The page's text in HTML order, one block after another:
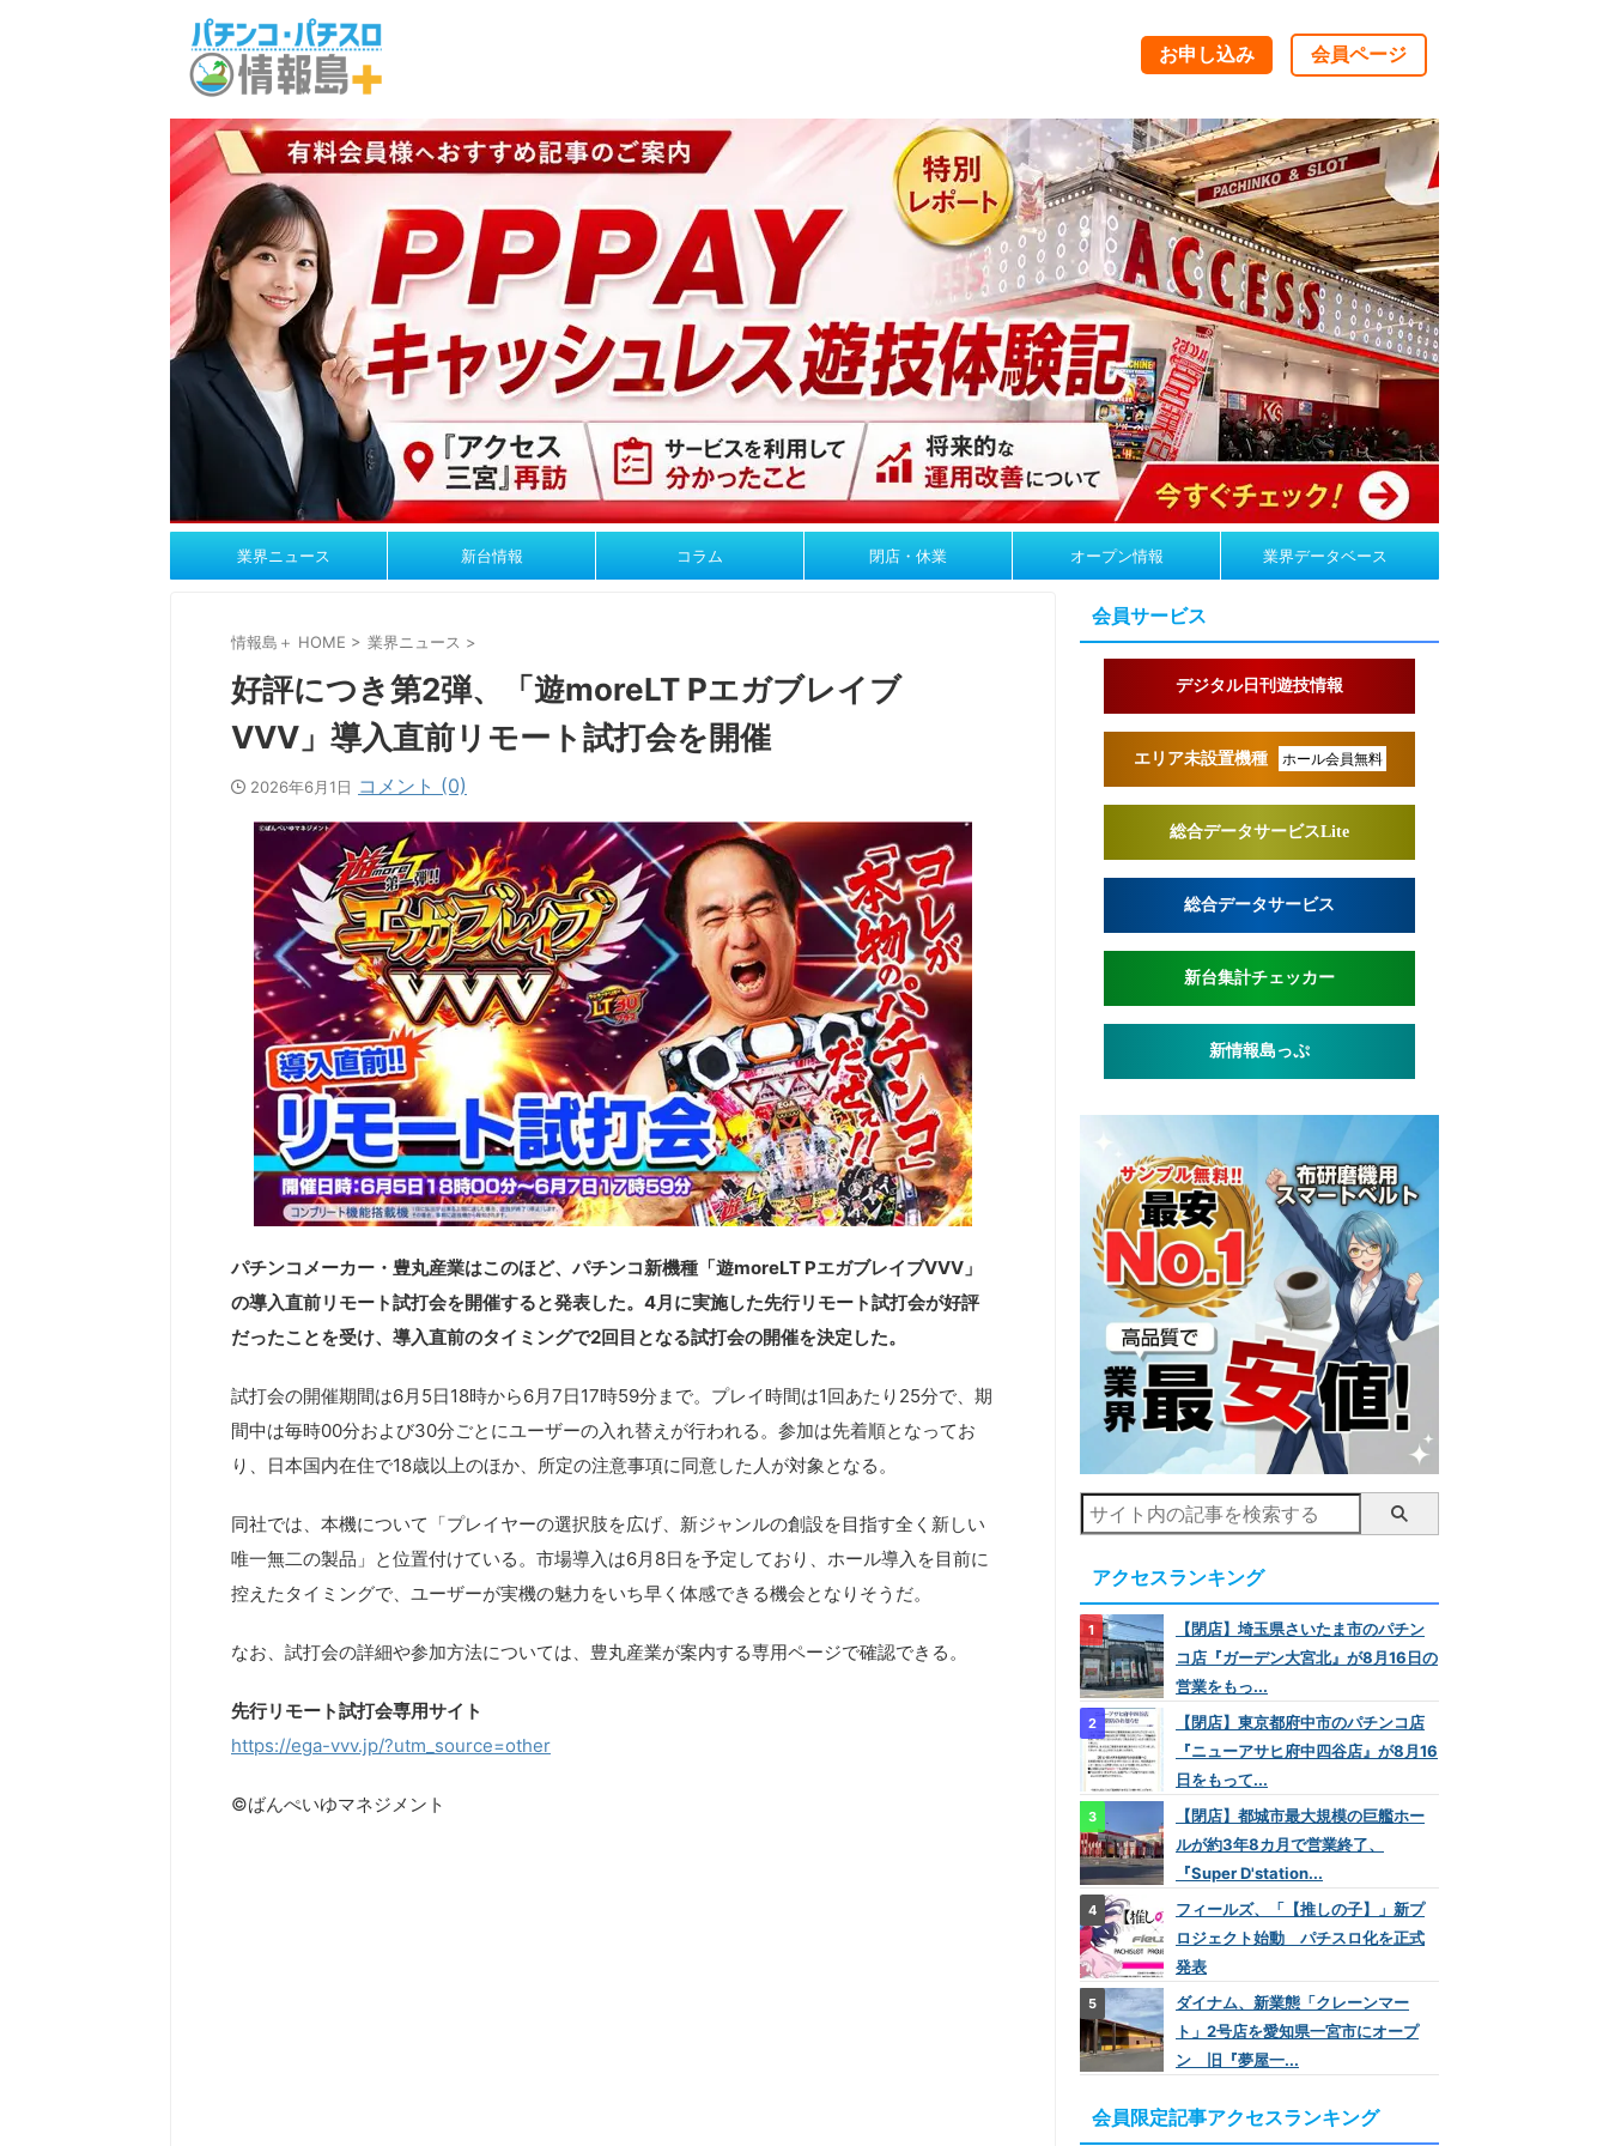
お申し込み 会員ページ
業界ニュース 新台情報 コラム 閉店・休業 オープン情報 業界データベース
情報島＋ HOME > 業界ニュース >
好評につき第2弾、「遊moreLT Pエガブレイブ
VVV」導入直前リモート試打会を開催
2026年6月1日 コメント (0)
パチンコメーカー・豊丸産業はこのほど、パチンコ新機種「遊moreLT PエガブレイブVVV」
の導入直前リモート試打会を開催すると発表した。4月に実施した先行リモート試打会が好評
だったことを受け、導入直前のタイミングで2回目となる試打会の開催を決定した。
試打会の開催期間は6月5日18時から6月7日17時59分まで。プレイ時間は1回あたり25分で、期
間中は毎時00分および30分ごとにユーザーの入れ替えが行われる。参加は先着順となってお
り、日本国内在住で18歳以上のほか、所定の注意事項に同意した人が対象となる。
同社では、本機について「プレイヤーの選択肢を広げ、新ジャンルの創設を目指す全く新しい
唯一無二の製品」と位置付けている。市場導入は6月8日を予定しており、ホール導入を目前に
控えたタイミングで、ユーザーが実機の魅力をいち早く体感できる機会となりそうだ。
なお、試打会の詳細や参加方法については、豊丸産業が案内する専用ページで確認できる。
先行リモート試打会専用サイト
https://ega-vvv.jp/?utm_source=other
©ばんぺいゆマネジメント
会員サービス
デジタル日刊遊技情報
エリア未設置機種 ホール会員無料
総合データサービスLite
総合データサービス
新台集計チェッカー
新情報島っぷ
アクセスランキング
【閉店】埼玉県さいたま市のパチン
コ店『ガーデン大宮北』が8月16日の
営業をもっ...
【閉店】東京都府中市のパチンコ店
『ニューアサヒ府中四谷店』が8月16
日をもって...
【閉店】都城市最大規模の巨艦ホー
ルが約3年8カ月で営業終了、
『Super D'station...
フィールズ、「【推しの子】」新プ
ロジェクト始動 パチスロ化を正式
発表
ダイナム、新業態「クレーンマー
ト」2号店を愛知県一宮市にオープ
ン 旧『夢屋一...
会員限定記事アクセスランキング